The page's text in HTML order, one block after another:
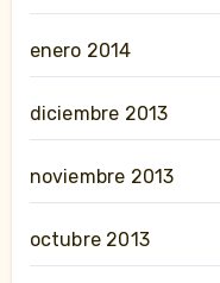
enero 2014
diciembre 2013
noviembre 2013
octubre 2013